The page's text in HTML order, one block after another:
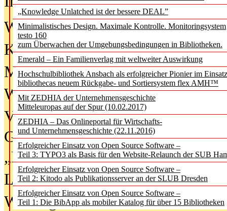
„Knowledge Unlatched ist der bessere DEAL”
Minimalistisches Design. Maximale Kontrolle. Monitoringsystem
testo 160
zum Überwachen der Umgebungsbedingungen in Bibliotheken.
Emerald – Ein Familienverlag mit weltweiter Auswirkung
Hochschulbibliothek Ansbach als erfolgreicher Pionier im
bibliothecas neuem Rückgabe- und Sortiersystem flex AMH™
Mit ZEDHIA der Unternehmensgeschichte
Mitteleuropas auf der Spur (10.02.2017)
ZEDHIA – Das Onlineportal für Wirtschafts-
und Unternehmensgeschichte (22.11.2016)
Erfolgreicher Einsatz von Open Source Software –
Teil 3: TYPO3 als Basis für den Website-Relaunch der SUB
Erfolgreicher Einsatz von Open Source Software –
Teil 2: Kitodo als Publikationsserver an der SLUB Dresden
Erfolgreicher Einsatz von Open Source Software –
Teil 1: Die BibApp als mobiler Katalog für über 15 Bibliotheken
Was Hochschul­bibliotheken von
Kinder in der digitalen Welt
Metadaten als Infrastruktur
Wenn Bots katalogisieren
Von Abschlusskleidern bis
Geisterjagd-Ausrüstung in der
„Library of Things“ unterwegs
Lesen als Infrastrukturaufgabe
Wie Jugendliche Social Media